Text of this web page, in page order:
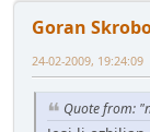
Goran
24-02-2009, 19:24:09
Quote from: